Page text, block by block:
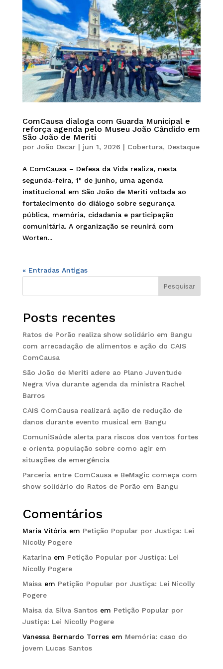
ComCausa dialoga com Guarda Municipal e
reforça agenda pelo Museu João Cândido em
São João de Meriti
por João Oscar| jun 1, 2026 | Cobertura, Destaque
A ComCausa – Defesa da Vida realiza, nesta
segunda-feira, 1º de junho, uma agenda
institucional em São João de Meriti voltada ao
fortalecimento do diálogo sobre segurança
pública, memória, cidadania e participação
comunitária. A organização se reunirá com
Worten...
« Entradas Antigas
Pesquisar
Posts recentes
Ratos de Porão realiza show solidário em Bangu
com arrecadação de alimentos e ação do CAIS
ComCausa
São João de Meriti adere ao Plano Juventude
Negra Viva durante agenda da ministra Rachel
Barros
CAIS ComCausa realizará ação de redução de
danos durante evento musical em Bangu
ComuniSaúde alerta para riscos dos ventos fortes
e orienta população sobre como agir em
situações de emergência
Parceria entre ComCausa e BeMagic começa com
show solidário do Ratos de Porão em Bangu
Comentários
Maria Vitóriaem Petição Popular por Justiça: Lei
Nicolly Pogere
Katarinaem Petição Popular por Justiça: Lei
Nicolly Pogere
Maisaem Petição Popular por Justiça: Lei Nicolly
Pogere
Maisa da Silva Santosem Petição Popular por
Justiça: Lei Nicolly Pogere
Vanessa Bernardo Torresem Memória: caso do
jovem Lucas Santos